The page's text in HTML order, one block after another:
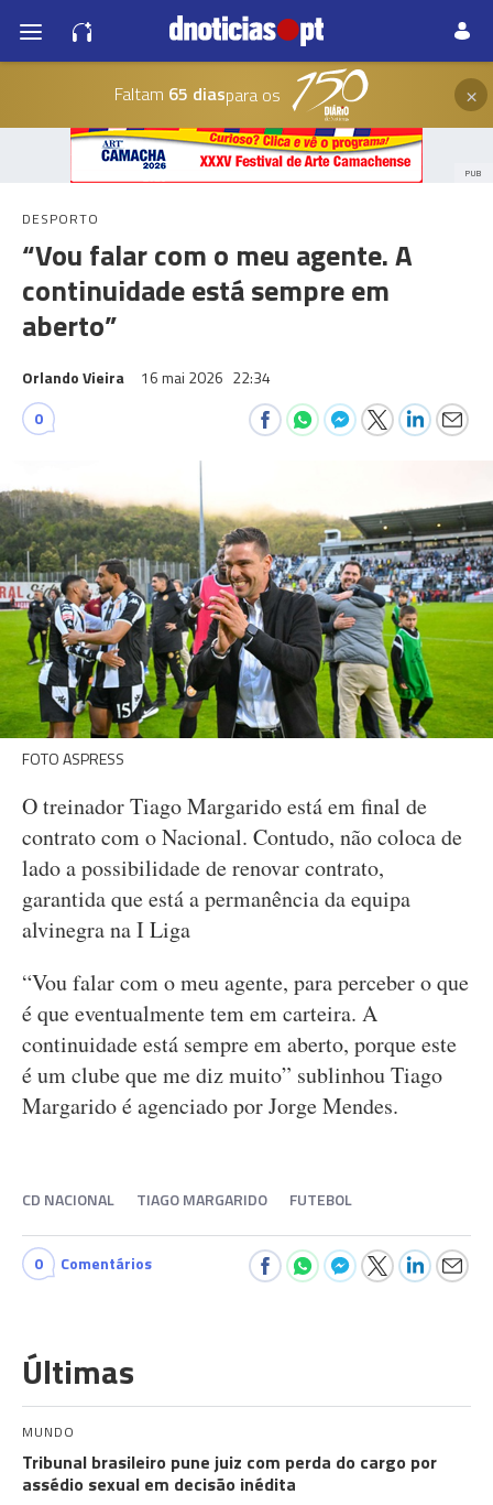
Faltam 65 diaspara os ×
PUB
DESPORTO
“Vou falar com o meu agente. A
continuidade está sempre em
aberto”
Orlando Vieira 16 mai 2026 22:34
0
FOTO ASPRESS
O treinador Tiago Margarido está em final de
contrato com o Nacional. Contudo, não coloca de
lado a possibilidade de renovar contrato,
garantida que está a permanência da equipa
alvinegra na I Liga
“Vou falar com o meu agente, para perceber o que
é que eventualmente tem em carteira. A
continuidade está sempre em aberto, porque este
é um clube que me diz muito” sublinhou Tiago
Margarido é agenciado por Jorge Mendes.
CD NACIONAL TIAGO MARGARIDO FUTEBOL
0 Comentários
Últimas
MUNDO
Tribunal brasileiro pune juiz com perda do cargo por
assédio sexual em decisão inédita